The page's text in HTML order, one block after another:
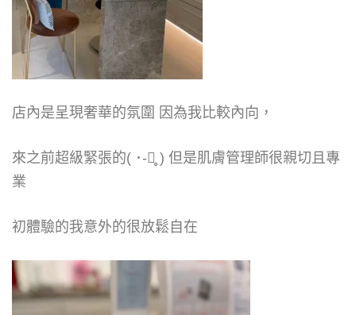
店內是呈現奢華的氛圍 因為我比較內向，
來之前超級緊張的( ･-･̥ ) 但是肌膚管理師很親切且專
業
初體驗的我意外的很放鬆自在